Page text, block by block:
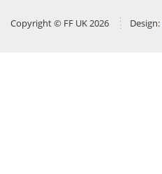
Copyright © FF UK 2026 Design: